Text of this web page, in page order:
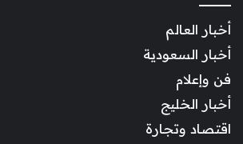
أخبار العالم
أخبار السعودية
فن وإعلام
أخبار الخليج
اقتصاد وتجارة